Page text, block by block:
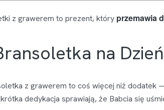
z grawerem to prezent, który przemawia
na
z grawerem to coś więcej niż dodatek
dedykacja sprawiają, że Babcia się